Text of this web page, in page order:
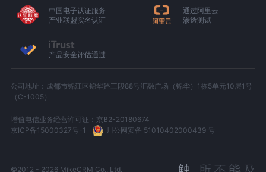
中国电子认证服务
产业联盟实名认证
通过阿里云
渗透测试
产品安全评估通过
公司地址：成都市锦江区锦华路三段88号汇融广场（锦华）1栋5单元10层1号
（C-1005）
增值电信业务经营许可证：京B2-20180674
京ICP备15000327号-1
川公网安备 51010402000439 号
©2012 - 2026 MikeCRM Co., Ltd.